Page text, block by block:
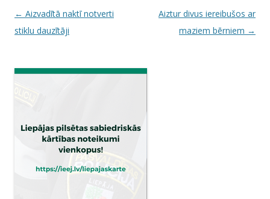
P
o
← Aizvadītā naktī notverti
stiklu dauzītāji
Aiztur divus iereibušos ar
maziem bērniem →